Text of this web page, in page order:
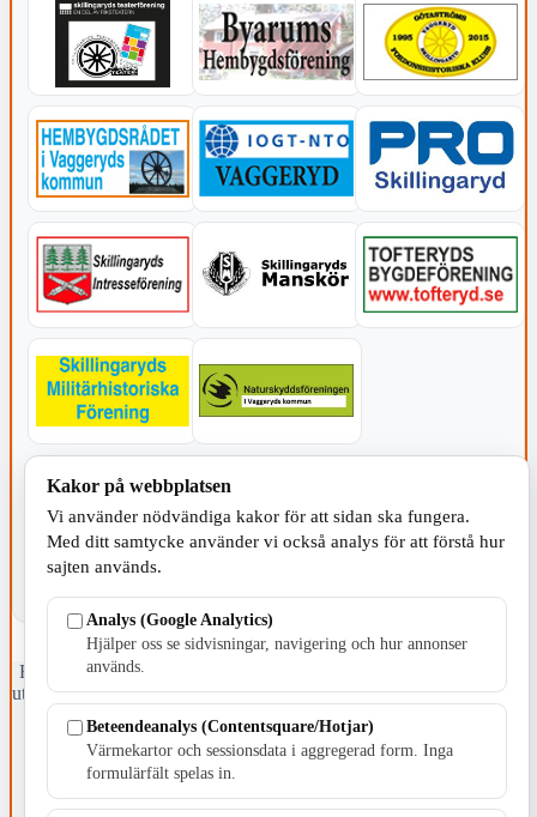
Fristående webbtidningsföretag grundat 1991 som sedan 2002 ger
ut tidningen Skillingaryd.nu och 2010 lanserades Värnamo.nu. Från
april 2026 omfattar Skillingaryd.nu tre kommuner: Gnosjö,
Värnamo och Vaggeryds kommun.
Kontakta oss
E-post: redaktionen@skillingaryd.nu
Kakor på webbplatsen
Vi använder nödvändiga kakor för att sidan ska fungera.
Med ditt samtycke använder vi också analys för att förstå hur
sajten används.
Analys (Google Analytics)
Hjälper oss se sidvisningar, navigering och hur annonser
används.
Beteendeanalys (Contentsquare/Hotjar)
Värmekartor och sessionsdata i aggregerad form. Inga
formulärfält spelas in.